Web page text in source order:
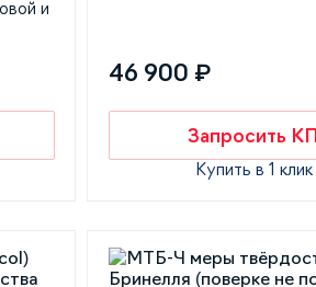
и
46 900 ₽
Запросить КП
Купить в 1 клик